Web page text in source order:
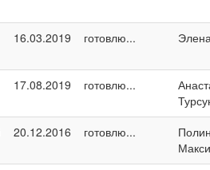
16.03.2019 готовлю...
17.08.2019 готовлю...
20.12.2016 готовлю...